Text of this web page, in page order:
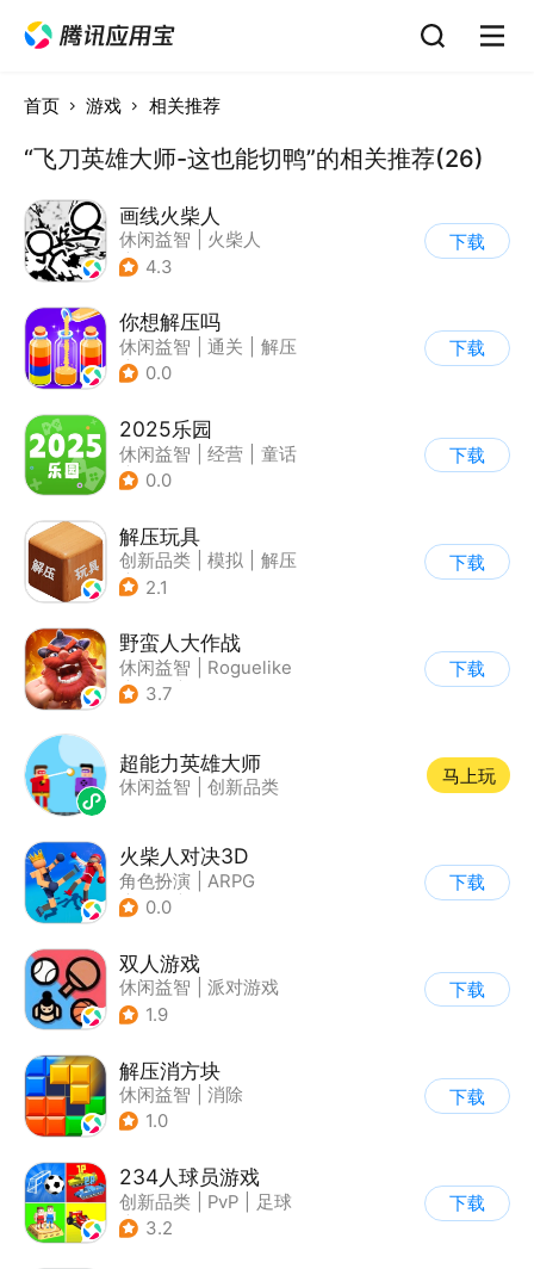
首页 游戏 相关推荐
“飞刀英雄大师-这也能切鸭”的相关推荐(26)
画线火柴人
休闲益智
火柴人
| DIY
4.3
下载
你想解压吗
休闲益智 通关
解压
| 卡通
0.0
下载
2025乐园
休闲益智 经营
童话
| 卡通
0.0
下载
解压玩具
创新品类 模拟
解压
| 卡通
2.1
下载
野蛮人大作战
休闲益智
Roguelike
| 奇幻
3.7
下载
超能力英雄大师
休闲益智 创新品类
马上玩
火柴人对决3D
角色扮演
ARPG
| 冒险
0.0
下载
双人游戏
休闲益智
派对游戏
1.9
下载
解压消方块
休闲益智
消除
1.0
下载
234人球员游戏
创新品类 PvP
足球
| 千人同屏
3.2
下载